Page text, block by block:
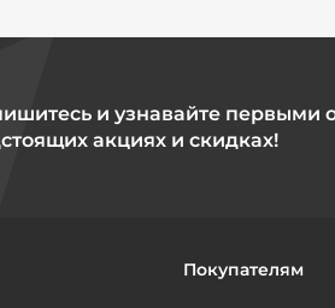
и узнавайте первыми
акциях и скидках!
Покупателям